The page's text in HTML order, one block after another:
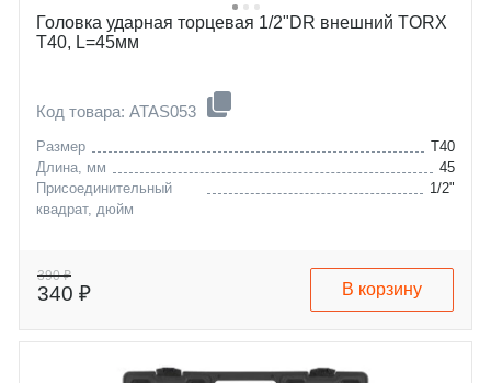
Головка ударная торцевая 1/2"DR внешний TORX
T40, L=45мм
Код товара: ATAS053
Размер
T40
Длина, мм
45
Присоединительный
квадрат, дюйм
1/2"
390 ₽
340 ₽ В корзину